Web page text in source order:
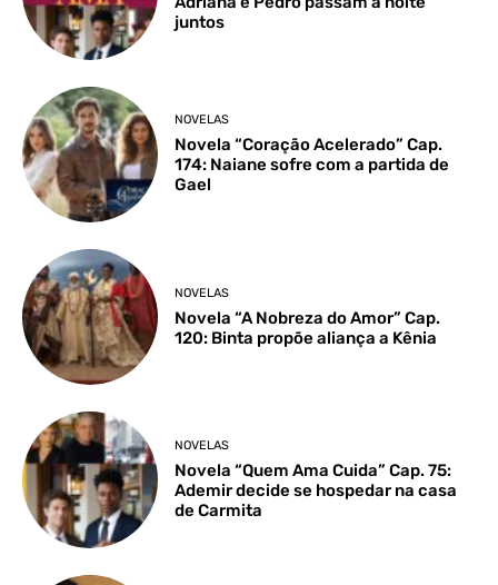
juntos
NOVELAS
Novela “Coração Acelerado” Cap.
174: Naiane sofre com a partida de
Gael
NOVELAS
Novela “A Nobreza do Amor” Cap.
120: Binta propõe aliança a Kênia
NOVELAS
Novela “Quem Ama Cuida” Cap. 75:
Ademir decide se hospedar na casa
de Carmita